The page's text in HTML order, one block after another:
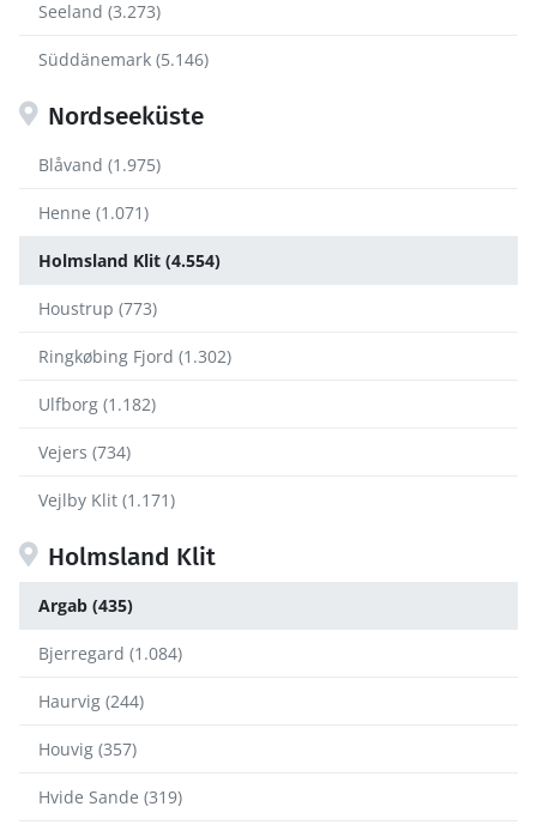
Seeland (3.273)
Süddänemark (5.146)
Nordseeküste
Blåvand (1.975)
Henne (1.071)
Holmsland Klit (4.554)
Houstrup (773)
Ringkøbing Fjord (1.302)
Ulfborg (1.182)
Vejers (734)
Vejlby Klit (1.171)
Holmsland Klit
Argab (435)
Bjerregard (1.084)
Haurvig (244)
Houvig (357)
Hvide Sande (319)